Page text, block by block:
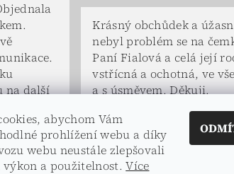
na další
tak
tak
si
a
Krásný obchůdek a
nebyl problém se na
Paní Fialová a celá její
vstřícná a ochotná, ve
a s úsměvem. Děkuji.
abychom Vám
prohlížení webu a díky
webu neustále zlepšovali
výkon a použitelnost.Více